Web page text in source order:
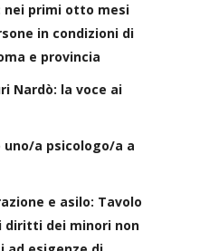
nei primi otto mesi
in condizioni di
e provincia
Nardò: la voce ai
uno/a psicologo/a a
e asilo: Tavolo
diritti dei minori non